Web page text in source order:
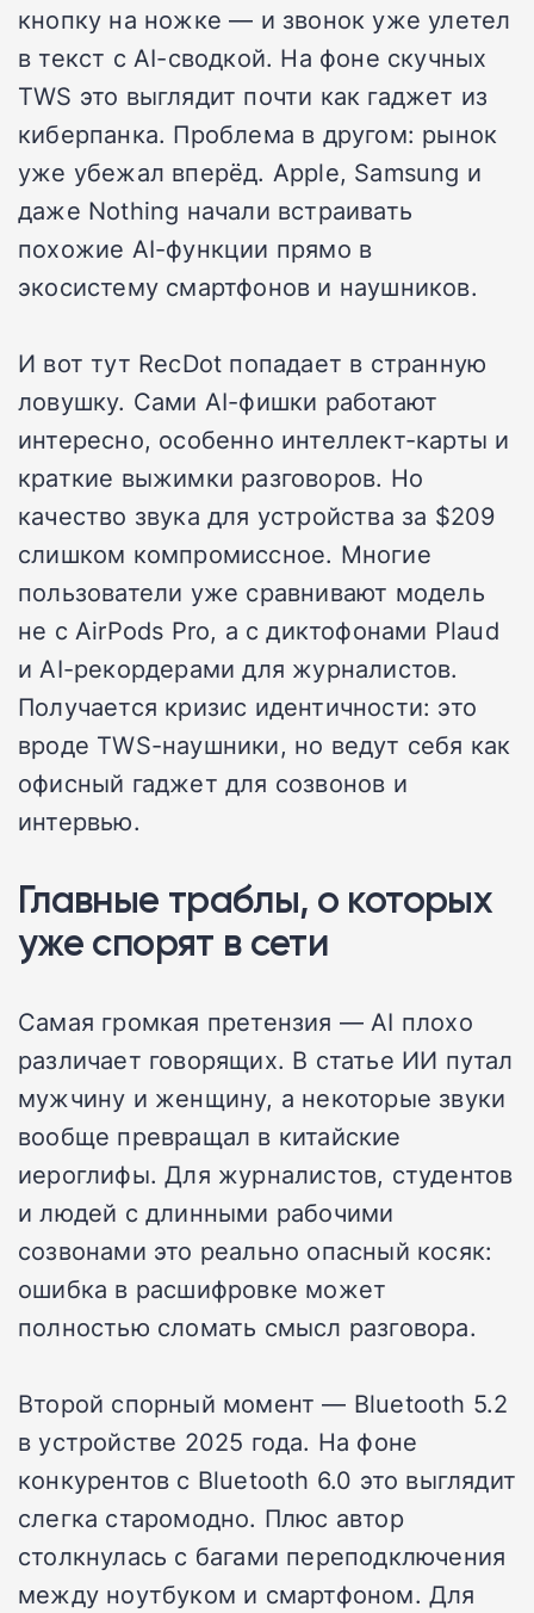
кнопку на ножке — и звонок уже улетел
в текст с AI-сводкой. На фоне скучных
TWS это выглядит почти как гаджет из
киберпанка. Проблема в другом: рынок
уже убежал вперёд. Apple, Samsung и
даже Nothing начали встраивать
похожие AI-функции прямо в
экосистему смартфонов и наушников.
И вот тут RecDot попадает в странную
ловушку. Сами AI-фишки работают
интересно, особенно интеллект-карты и
краткие выжимки разговоров. Но
качество звука для устройства за $209
слишком компромиссное. Многие
пользователи уже сравнивают модель
не с AirPods Pro, а с диктофонами Plaud
и AI-рекордерами для журналистов.
Получается кризис идентичности: это
вроде TWS-наушники, но ведут себя как
офисный гаджет для созвонов и
интервью.
Главные траблы, о которых
уже спорят в сети
Самая громкая претензия — AI плохо
различает говорящих. В статье ИИ путал
мужчину и женщину, а некоторые звуки
вообще превращал в китайские
иероглифы. Для журналистов, студентов
и людей с длинными рабочими
созвонами это реально опасный косяк:
ошибка в расшифровке может
полностью сломать смысл разговора.
Второй спорный момент — Bluetooth 5.2
в устройстве 2025 года. На фоне
конкурентов с Bluetooth 6.0 это выглядит
слегка старомодно. Плюс автор
столкнулась с багами переподключения
между ноутбуком и смартфоном. Для